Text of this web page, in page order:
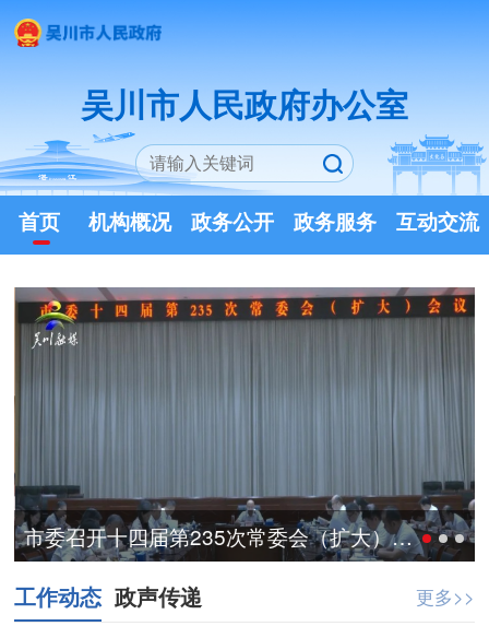
吴川市人民政府办公室
首页 机构概况 政务公开 政务服务 互动交流
市委召开十四届第235次常委会（扩大）会议
工作动态 政声传递 更多>>